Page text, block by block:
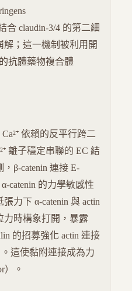
合 claudin-3/4 的第二細
解；這一機制被利用開
抗體藥物複合體
依賴的反平行跨二
離子穩定串聯的 EC 結
β-catenin 連接 E-
catenin 的力學敏感性
力下 α-catenin 與 actin
力時構象打開，暴露
的招募強化 actin 連接
。這使黏附連接成為力
）。